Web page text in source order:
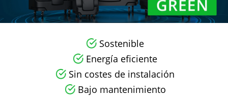
Sostenible
Energía eficiente
Sin costes de instalación
Bajo mantenimiento